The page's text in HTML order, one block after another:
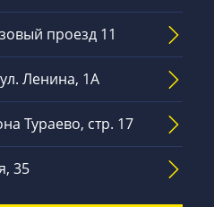
проезд 11
Ленина, 1А
Тураево, стр. 17
35